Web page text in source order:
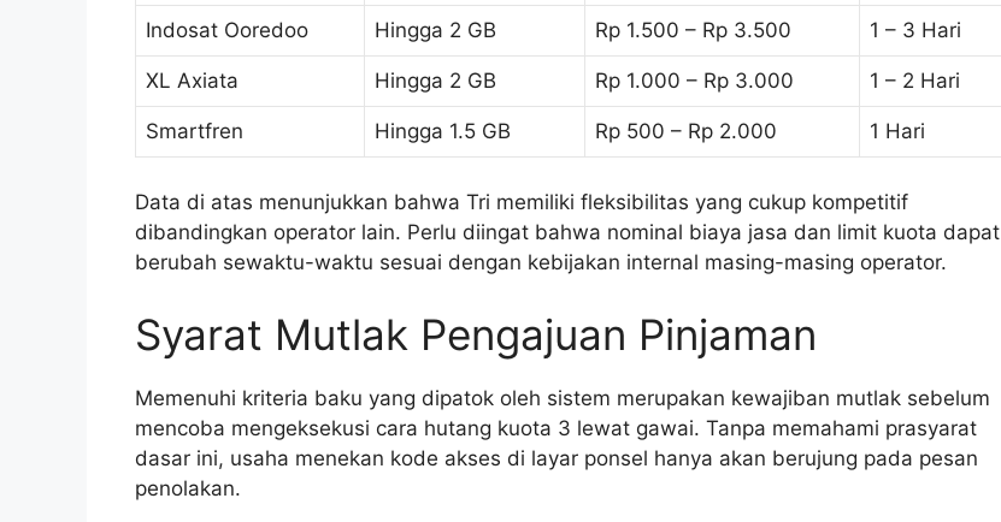
Indosat Ooredoo Hingga 2 GB Rp 1.500 – Rp 3.500 1 – 3 Hari
XL Axiata Hingga 2 GB Rp 1.000 – Rp 3.000 1 – 2 Hari
Smartfren Hingga 1.5 GB Rp 500 – Rp 2.000 1 Hari
Data di atas menunjukkan bahwa Tri memiliki fleksibilitas yang cukup kompetitif
dibandingkan operator lain. Perlu diingat bahwa nominal biaya jasa dan limit kuota dapat
berubah sewaktu-waktu sesuai dengan kebijakan internal masing-masing operator.
Syarat Mutlak Pengajuan Pinjaman
Memenuhi kriteria baku yang dipatok oleh sistem merupakan kewajiban mutlak sebelum
mencoba mengeksekusi cara hutang kuota 3 lewat gawai. Tanpa memahami prasyarat
dasar ini, usaha menekan kode akses di layar ponsel hanya akan berujung pada pesan
penolakan.